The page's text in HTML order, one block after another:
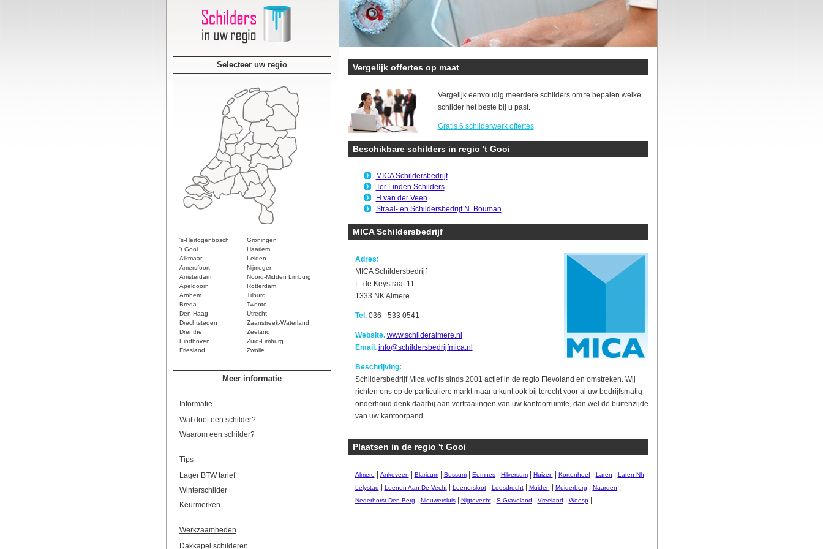
Selecteer uw regio
's-Hertogenbosch
Groningen
't Gooi
Haarlem
Alkmaar
Leiden
Amersfoort
Nijmegen
Amsterdam
Noord-Midden Limburg
Apeldoorn
Rotterdam
Arnhem
Tilburg
Breda
Twente
Den Haag
Utrecht
Drechtsteden
Zaanstreek-Waterland
Drenthe
Zeeland
Eindhoven
Zuid-Limburg
Friesland
Zwolle
Meer informatie
Informatie
Wat doet een schilder?
Waarom een schilder?
Tips
Lager BTW tarief
Winterschilder
Keurmerken
Werkzaamheden
Dakkapel schilderen
Vergelijk offertes op maat
Vergelijk eenvoudig meerdere schilders om te bepalen welke
schilder het beste bij u past.
Gratis 6 schilderwerk offertes
Beschikbare schilders in regio 't Gooi
MICA Schildersbedrijf
Ter Linden Schilders
H van der Veen
Straal- en Schildersbedrijf N. Bouman
MICA Schildersbedrijf
Adres:
MICA Schildersbedrijf
L. de Keystraat 11
1333 NK Almere
Tel.036 - 533 0541
Website. www.schilderalmere.nl
Email. info@schildersbedrijfmica.nl
Beschrijving:
Schildersbedrijf Mica vof is sinds 2001 actief in de regio Flevoland en omstreken. Wij
richten ons op de particuliere markt maar u kunt ook bij terecht voor al uw bedrijfsmatig
onderhoud denk daarbij aan verfraaiingen van uw kantoorruimte, dan wel de buitenzijde
van uw kantoorpand.
Plaatsen in de regio 't Gooi
Almere Ankeveen Blaricum| Bussum| Eemnes| Hilversum| Huizen Kortenhoef| Laren Laren Nh
Lelystad Loenen Aan De Vecht| Loenersloot| Loosdrecht| Muiden Muiderberg Naarden
Nederhorst Den Berg Nieuwersluis| Nigtevecht| S-Graveland Vreeland Weesp|